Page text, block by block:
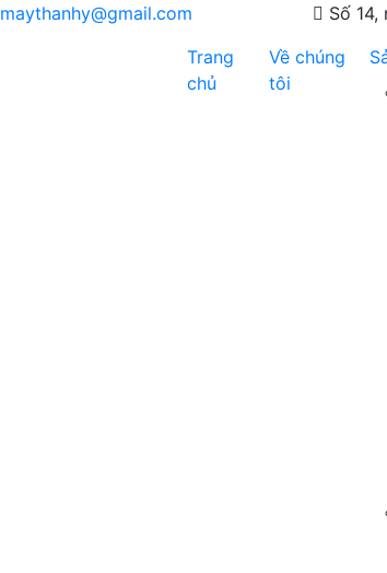
maythanhy@gmail.com
Số
Trang
chủ
Về chúng
tôi